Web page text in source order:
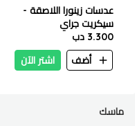
عدسات زينورا اللاصقة -
سيكريت جراي
3.300 دب
أضف
اشتر الآن
ماسك